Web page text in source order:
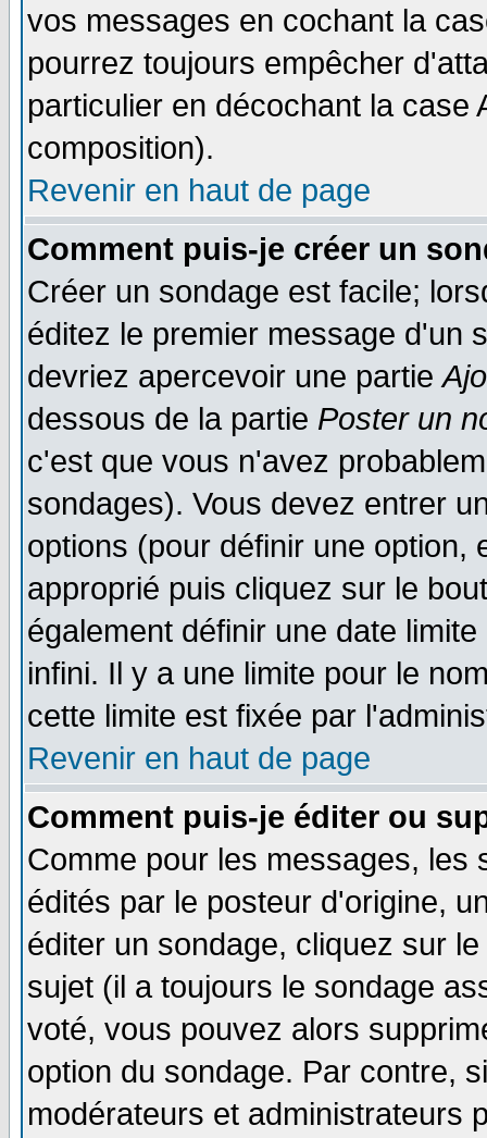
vos messages en cochant la
pourrez toujours empêcher
particulier en décochant la
composition).
Revenir en haut de page
Comment puis-je créer un
Créer un sondage est facile;
éditez le premier message d'un
devriez apercevoir une partie
dessous de la partie Poster un
c'est que vous n'avez
sondages). Vous devez entrer
options (pour définir une option,
approprié puis cliquez sur le
également définir une date
infini. Il y a une limite pour le
cette limite est fixée par
Revenir en haut de page
Comment puis-je éditer ou
Comme pour les messages, les
édités par le posteur d'origine,
éditer un sondage, cliquez sur
sujet (il a toujours le sondage
voté, vous pouvez alors
option du sondage. Par contre,
modérateurs et administrateurs